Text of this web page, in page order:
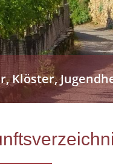
Klöster,